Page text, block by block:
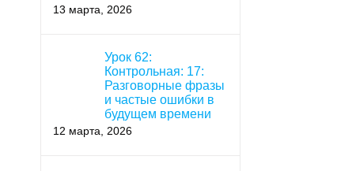
13 марта, 2026
Урок 62:
Контрольная: 17:
Разговорные фразы
и частые ошибки в
будущем времени
12 марта, 2026